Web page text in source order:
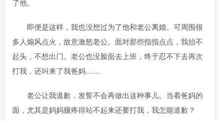
了他。
即便是这样，我也没想过为了他和老公离婚。可周围很
多人煽风点火，故意激怒老公。面对那些指指点点，我抬不
起头，不想出门。老公也没脸面去上班，终于忍不下去再次
打我，还叫来了我爸妈……
老公让我道歉，发誓不会再做出这种事儿。当着爸妈的
面，尤其是妈妈腿疼得站不起来还要打我，我怎能道歉？